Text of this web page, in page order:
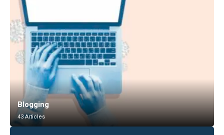
Blogging
43 Articles